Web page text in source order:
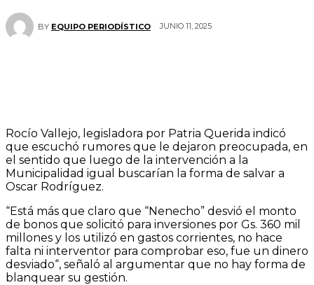
BY EQUIPO PERIODÍSTICO JUNIO 11, 2025
Rocío Vallejo, legisladora por Patria Querida indicó
que escuchó rumores que le dejaron preocupada, en
el sentido que luego de la intervención a la
Municipalidad igual buscarían la forma de salvar a
Oscar Rodríguez.
“Está más que claro que “Nenecho” desvió el monto
de bonos que solicitó para inversiones por Gs. 360 mil
millones y los utilizó en gastos corrientes, no hace
falta ni interventor para comprobar eso, fue un dinero
desviado“, señaló al argumentar que no hay forma de
blanquear su gestión.